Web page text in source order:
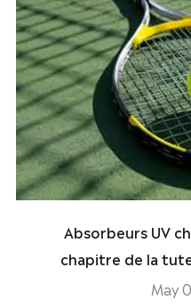
Absorbeurs UV
chapitre de la
May